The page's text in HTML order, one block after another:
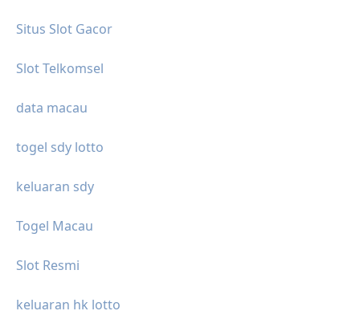
Situs Slot Gacor
Slot Telkomsel
data macau
togel sdy lotto
keluaran sdy
Togel Macau
Slot Resmi
keluaran hk lotto